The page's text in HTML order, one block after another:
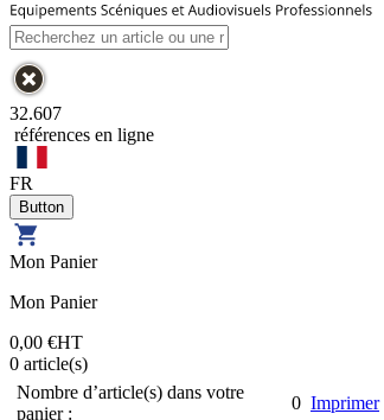
32.607
références en ligne
FR
Mon Panier
Mon Panier
0,00 €HT
0 article(s)
Nombre d’article(s) dans votre
panier :
0 Imprimer